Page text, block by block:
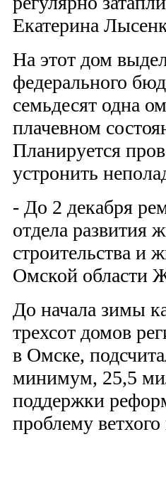
Екатерина
На этот дом
федерального
семьдесят одна
плачевном
Планируется
устронить
- До 2 декабря
отдела развития
строительства и
Омской области
До начала зимы
трехсот домов
в Омске,
минимум, 25,5
поддержки
проблему